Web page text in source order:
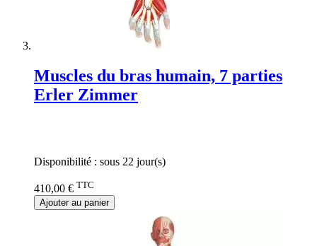
Muscles du bras humain, 7 parties
Erler Zimmer
Disponibilité : sous 22 jour(s)
410,00 € TTC
Ajouter au panier